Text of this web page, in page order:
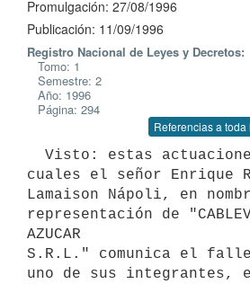
Promulgación: 27/08/1996
Publicación: 11/09/1996
Registro Nacional de Leyes y Decretos:
Tomo: 1
Semestre: 2
Año: 1996
Página: 294
Referencias a toda
cuales el señor Enrique
Lamaison Nápoli, en
representación de
AZUCAR
S.R.L." comunica el
uno de sus integrantes,